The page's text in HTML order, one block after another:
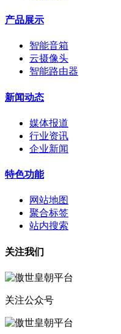
产品展示
智能音箱
云摄像头
智能路由器
新闻动态
媒体报道
行业资讯
企业新闻
特色功能
网站地图
聚合标签
站内搜索
关注我们
关注公众号